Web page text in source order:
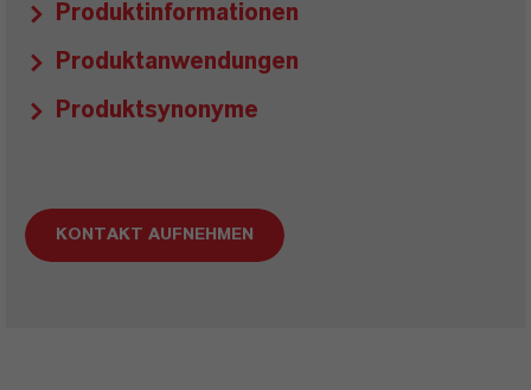
Produktinformationen
Produktanwendungen
Produktsynonyme
KONTAKT AUFNEHMEN